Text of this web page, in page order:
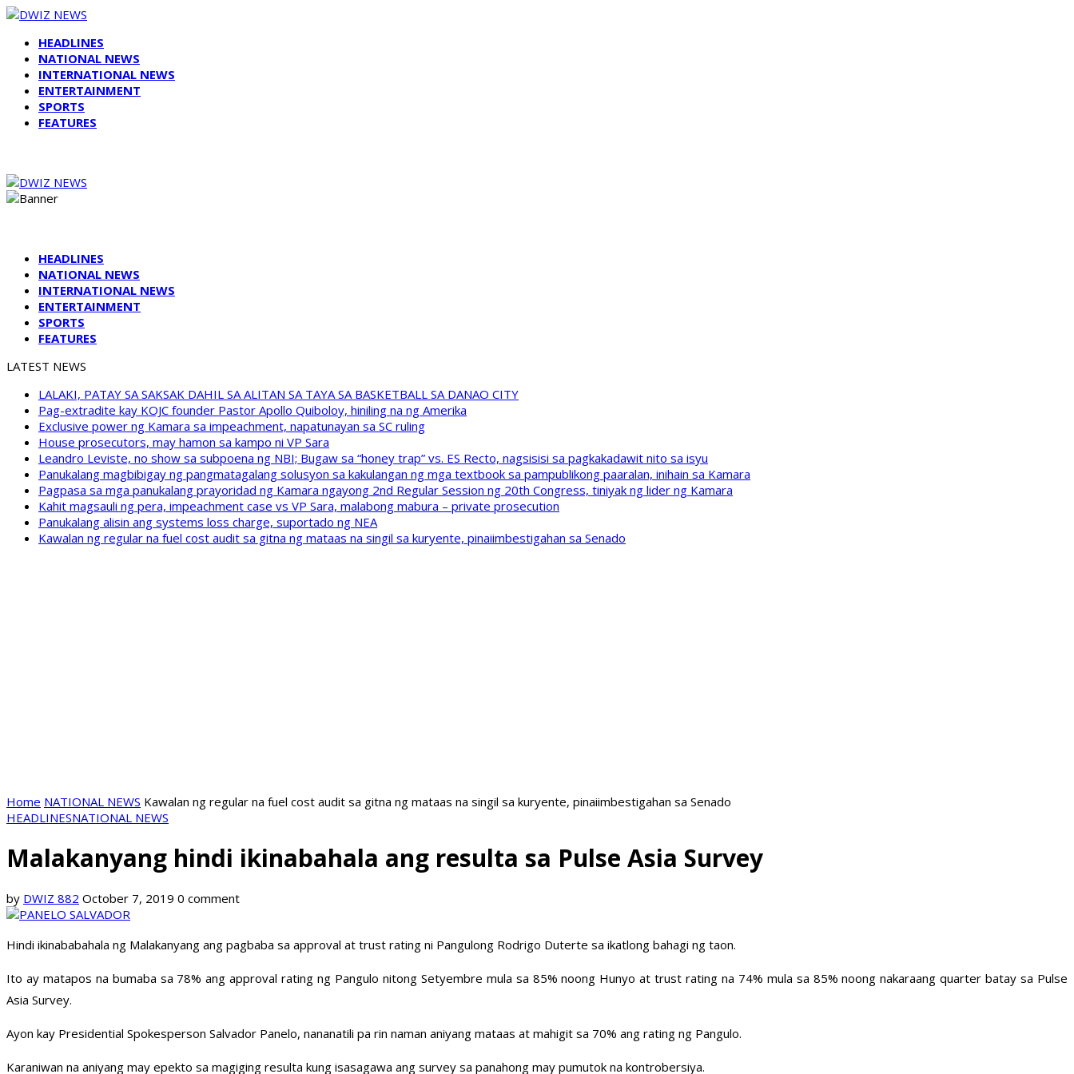
HEADLINES
NATIONAL NEWS
INTERNATIONAL NEWS
ENTERTAINMENT
SPORTS
FEATURES
HEADLINES
NATIONAL NEWS
INTERNATIONAL NEWS
ENTERTAINMENT
SPORTS
FEATURES
LATEST NEWS
LALAKI, PATAY SA SAKSAK DAHIL SA ALITAN SA TAYA SA BASKETBALL SA DANAO CITY
Pag-extradite kay KOJC founder Pastor Apollo Quiboloy, hiniling na ng Amerika
Exclusive power ng Kamara sa impeachment, napatunayan sa SC ruling
House prosecutors, may hamon sa kampo ni VP Sara
Leandro Leviste, no show sa subpoena ng NBI; Bugaw sa “honey trap” vs. ES Recto, nagsisisi sa pagkakadawit nito sa isyu
Panukalang magbibigay ng pangmatagalang solusyon sa kakulangan ng mga textbook sa pampublikong paaralan, inihain sa Kamara
Pagpasa sa mga panukalang prayoridad ng Kamara ngayong 2nd Regular Session ng 20th Congress, tiniyak ng lider ng Kamara
Kahit magsauli ng pera, impeachment case vs VP Sara, malabong mabura – private prosecution
Panukalang alisin ang systems loss charge, suportado ng NEA
Kawalan ng regular na fuel cost audit sa gitna ng mataas na singil sa kuryente, pinaiimbestigahan sa Senado
Home NATIONAL NEWS Kawalan ng regular na fuel cost audit sa gitna ng mataas na singil sa kuryente, pinaiimbestigahan sa Senado
HEADLINESNATIONAL NEWS
Malakanyang hindi ikinabahala ang resulta sa Pulse Asia Survey
by DWIZ 882 October 7, 2019 0 comment
Hindi ikinababahala ng Malakanyang ang pagbaba sa approval at trust rating ni Pangulong Rodrigo Duterte sa ikatlong bahagi ng taon.
Ito ay matapos na bumaba sa 78% ang approval rating ng Pangulo nitong Setyembre mula sa 85% noong Hunyo at trust rating na 74% mula sa 85% noong nakaraang quarter batay sa Pulse
Asia Survey.
Ayon kay Presidential Spokesperson Salvador Panelo, nananatili pa rin naman aniyang mataas at mahigit sa 70% ang rating ng Pangulo.
Karaniwan na aniyang may epekto sa magiging resulta kung isasagawa ang survey sa panahong may pumutok na kontrobersiya.